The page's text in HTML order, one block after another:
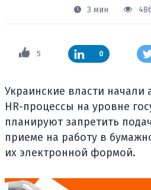
3 мин
5 0
Украинские власти начали
HR-процессы на уровне
планируют запретить
приеме на работу в
их электронной формой.